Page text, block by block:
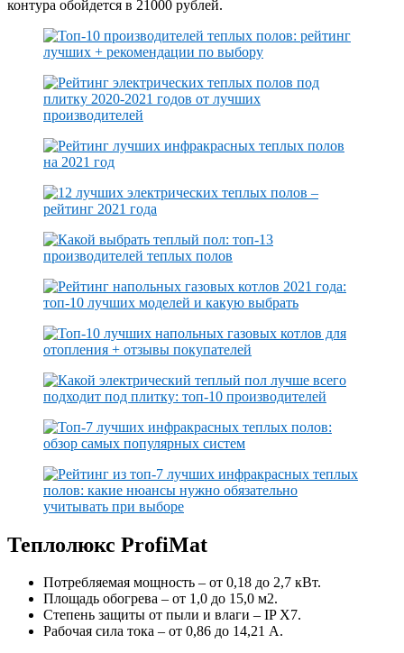
контура обойдется в 21000 рублей.
Теплолюкс ProfiMat
Потребляемая мощность – от 0,18 до 2,7 кВт.
Площадь обогрева – от 1,0 до 15,0 м2.
Степень защиты от пыли и влаги – IP Х7.
Рабочая сила тока – от 0,86 до 14,21 А.